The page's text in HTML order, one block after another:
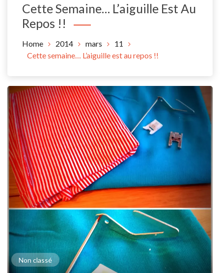
Cette Semaine… L’aiguille Est Au
Repos !!
Home 2014 mars
11
Cette semaine… L’aiguille est au repos !!
Non classé